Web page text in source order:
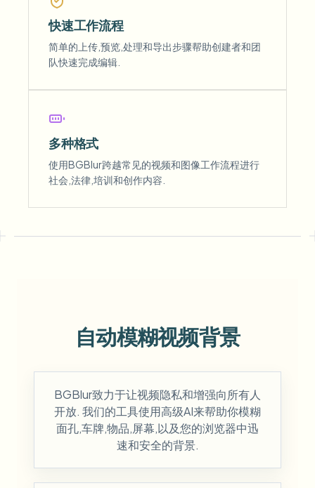
快速工作流程
简单的上传,预览,处理和导出步骤帮助创建者和团
队快速完成编辑.
多种格式
使用BGBlur跨越常见的视频和图像工作流程进行
社会,法律,培训和创作内容.
自动模糊视频背景
BGBlur致力于让视频隐私和增强向所有人
开放. 我们的工具使用高级AI来帮助你模糊
面孔,车牌,物品,屏幕,以及您的浏览器中迅
速和安全的背景.